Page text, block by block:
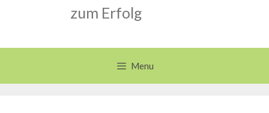
zum Erfolg
Menu